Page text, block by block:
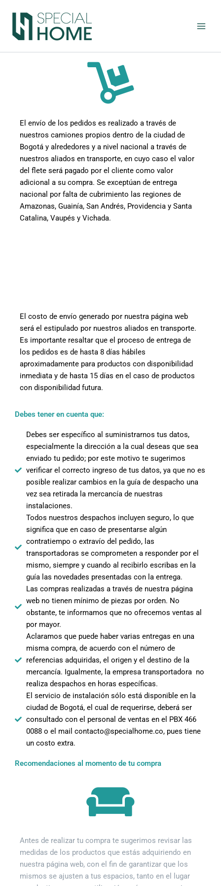
contenido
El envío de los pedidos es realizado a través de
nuestros camiones propios dentro de la ciudad de
Bogotá y alrededores y a nivel nacional a través de
nuestros aliados en transporte, en cuyo caso el valor
del flete será pagado por el cliente como valor
adicional a su compra. Se exceptúan de entrega
nacional por falta de cubrimiento las regiones de
Amazonas, Guainía, San Andrés, Providencia y Santa
Catalina, Vaupés y Vichada.
El costo de envío generado por nuestra página web
será el estipulado por nuestros aliados en transporte.
Es importante resaltar que el proceso de entrega de
los pedidos es de hasta 8 días hábiles
aproximadamente para productos con disponibilidad
inmediata y de hasta 15 días en el caso de productos
con disponibilidad futura.
Debes tener en cuenta que:
Debes ser específico al suministrarnos tus datos,
especialmente la dirección a la cual deseas que sea
enviado tu pedido; por este motivo te sugerimos
verificar el correcto ingreso de tus datos, ya que no es
posible realizar cambios en la guía de despacho una
vez sea retirada la mercancía de nuestras
instalaciones.
Todos nuestros despachos incluyen seguro, lo que
significa que en caso de presentarse algún
contratiempo o extravío del pedido, las
transportadoras se comprometen a responder por el
mismo, siempre y cuando al recibirlo escribas en la
guía las novedades presentadas con la entrega.
Las compras realizadas a través de nuestra página
web no tienen mínimo de piezas por orden. No
obstante, te informamos que no ofrecemos ventas al
por mayor.
Aclaramos que puede haber varias entregas en una
misma compra, de acuerdo con el número de
referencias adquiridas, el origen y el destino de la
mercancía. Igualmente, la empresa transportadora no
realiza despachos en horas específicas.
El servicio de instalación sólo está disponible en la
ciudad de Bogotá, el cual de requerirse, deberá ser
consultado con el personal de ventas en el PBX 466
0088 o el mail contacto@specialhome.co, pues tiene
un costo extra.
Recomendaciones al momento de tu compra
Antes de realizar tu compra te sugerimos revisar las
medidas de los productos que estás adquiriendo en
nuestra página web, con el fin de garantizar que los
mismos se ajusten a tus espacios, tanto en el lugar